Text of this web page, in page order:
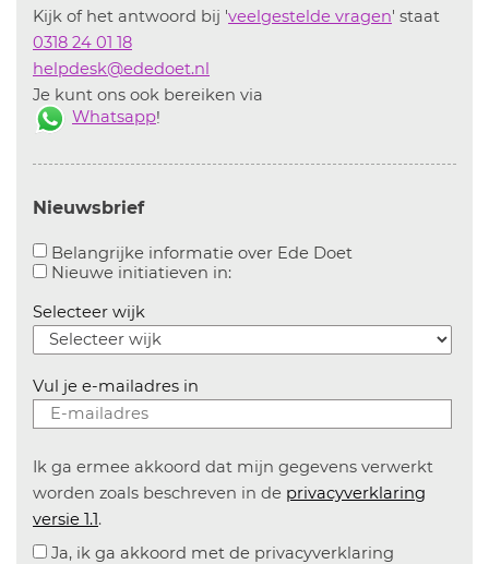
Kijk of het antwoord bij 'veelgestelde vragen' staat
0318 24 01 18
helpdesk@ededoet.nl
Je kunt ons ook bereiken via
Whatsapp!
Nieuwsbrief
Belangrijke informatie over Ede Doet
Nieuwe initiatieven in:Aanvinken om informatie over
Selecteer wijk
Vul je e-mailadres in
Ik ga ermee akkoord dat mijn gegevens verwerkt
worden zoals beschreven in de privacyverklaring
versie 1.1.
Ja, ik ga akkoord met de privacyverklaring